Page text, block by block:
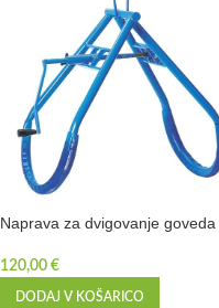
Naprava za dvigovanje goveda
120,00 €
DODAJ V KOŠARICO